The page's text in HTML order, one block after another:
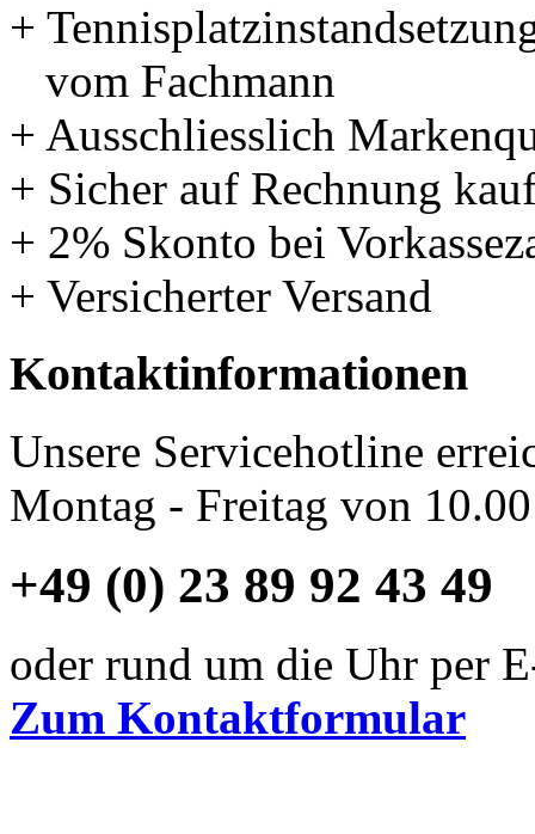
+
vom Fachmann
+ Ausschliesslich
+ Sicher auf Rechnung
+ 2% Skonto bei
+ Versicherter Versand
Kontaktinformationen
Unsere Servicehotline
Montag - Freitag von
+49 (0) 23 89 92 43 49
oder rund um die Uhr per
Zum Kontaktformular